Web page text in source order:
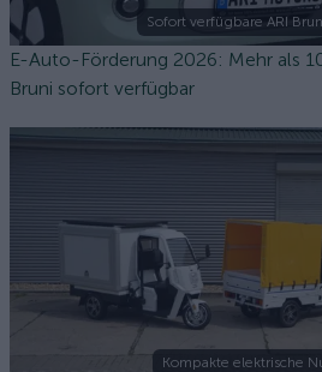
Sofort verfügbare ARI
E-Auto-Förderung 2026: Mehr als
Bruni sofort verfügbar
Kompakte elektrische